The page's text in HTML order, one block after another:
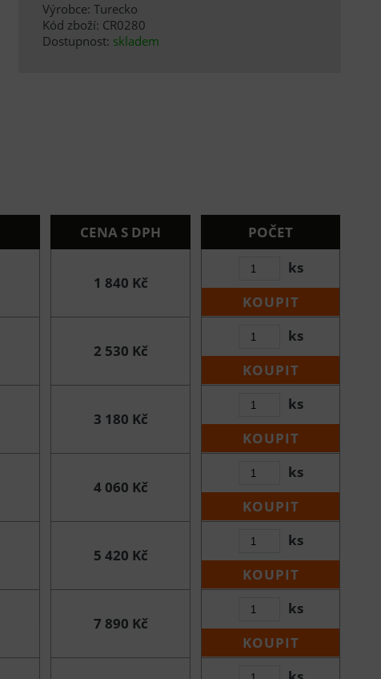
Výrobce: Turecko
Kód zboží: CR0280
Dostupnost: skladem
CENA S DPH POČET
1 840 Kč
ks
KOUPIT
2 530 Kč
ks
KOUPIT
3 180 Kč
ks
KOUPIT
4 060 Kč
ks
KOUPIT
5 420 Kč
ks
KOUPIT
7 890 Kč
ks
KOUPIT